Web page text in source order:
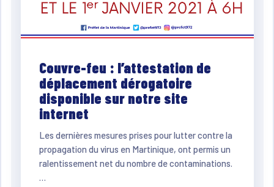
Couvre-feu : l’attestation de
déplacement dérogatoire
disponible sur notre site
internet
Les dernières mesures prises pour lutter contre la
propagation du virus en Martinique, ont permis un
ralentissement net du nombre de contaminations.